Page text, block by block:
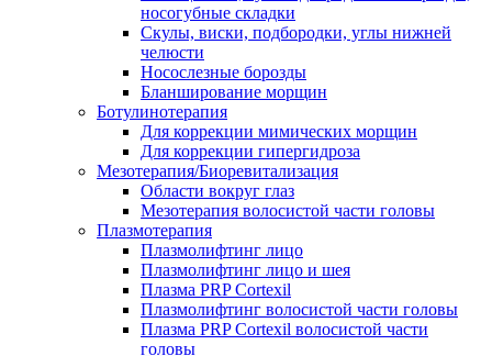
носогубные складки
Скулы, виски, подбородки, углы нижней
челюсти
Носослезные борозды
Бланширование морщин
Ботулинотерапия
Для коррекции мимических морщин
Для коррекции гипергидроза
Мезотерапия/Биоревитализация
Области вокруг глаз
Мезотерапия волосистой части головы
Плазмотерапия
Плазмолифтинг лицо
Плазмолифтинг лицо и шея
Плазма PRP Cortexil
Плазмолифтинг волосистой части головы
Плазма PRP Cortexil волосистой части
головы